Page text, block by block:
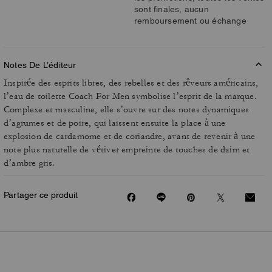
sont finales, aucun
remboursement ou échange
Notes De L’éditeur
Inspirée des esprits libres, des rebelles et des rêveurs américains,
l’eau de toilette Coach For Men symbolise l’esprit de la marque.
Complexe et masculine, elle s’ouvre sur des notes dynamiques
d’agrumes et de poire, qui laissent ensuite la place à une
explosion de cardamome et de coriandre, avant de revenir à une
note plus naturelle de vétiver empreinte de touches de daim et
d’ambre gris.
Partager ce produit